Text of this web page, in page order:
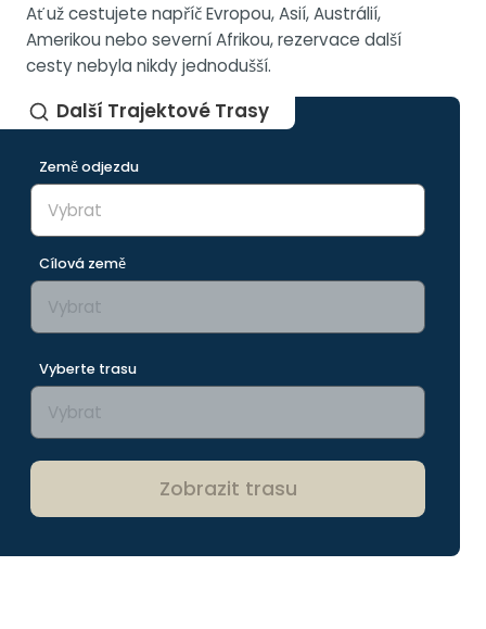
Ať už cestujete napříč Evropou, Asií, Austrálií,
Amerikou nebo severní Afrikou, rezervace další
cesty nebyla nikdy jednodušší.
Další Trajektové Trasy
Země odjezdu
Cílová země
Vyberte trasu
Zobrazit trasu